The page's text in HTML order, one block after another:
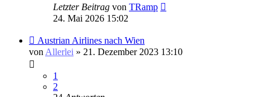
Letzter Beitrag von TRamp
24. Mai 2026 15:02
Austrian Airlines nach Wien
von Allerlei » 21. Dezember 2023 13:10
1
2